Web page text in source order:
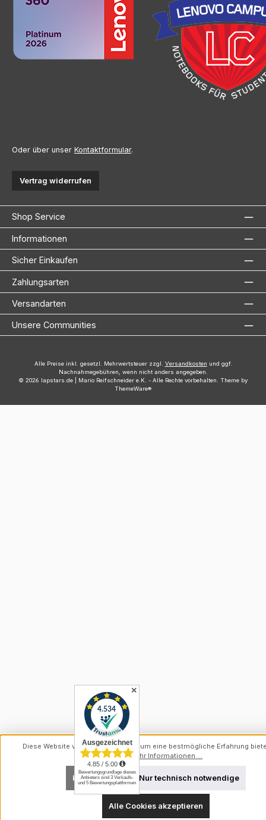
Oder über unser Kontaktformular.
Vertrag widerrufen
Shop Service
Informationen
Sicher Einkaufen
Zahlungsarten
Versandarten
Unsere Communities
Alle Preise inkl. gesetzl. Mehrwertsteuer zzgl. Versandkosten und ggf.
Nachnahmegebühren, wenn nicht anders angegeben.
© 2026 lapstars.de | Mario Reifschneider e.K. - Alle Rechte vorbehalten. Theme by
ThemeWare®
✕
Diese Website verwendet Cookies, um eine bestmögliche Erfahrung
können.Mehr Informationen ...
Nur technisch notwendige
Konfigurieren
Alle Cookies akzeptieren